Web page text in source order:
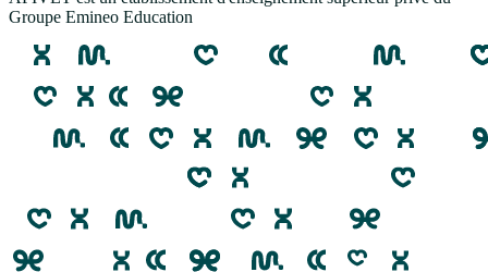
Groupe Emineo Education